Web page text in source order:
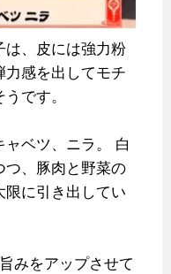
は、皮には強力粉
力感を出してモチ
です。
ベツ、ニラ。
白
つ、豚肉と野菜の
限に引き出してい
みをアップさせて